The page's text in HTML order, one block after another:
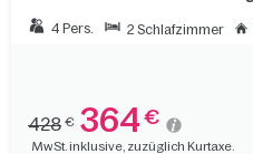
4 Pers. 2 Schlafzimmer
428 € 364 €
MwSt. inklusive, zuzüglich Kurtaxe.